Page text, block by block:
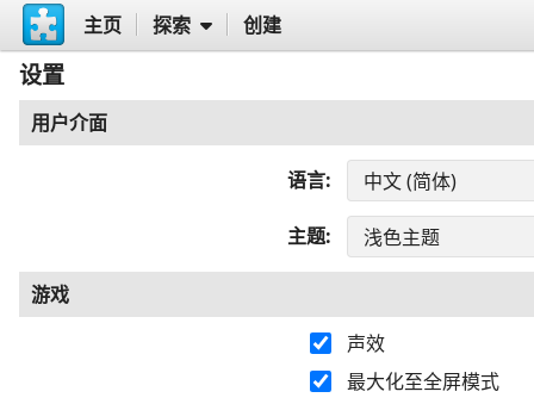
主页 探索 创建
设置
用户介面
语言
主题
游戏
声效
最大化至全屏模式